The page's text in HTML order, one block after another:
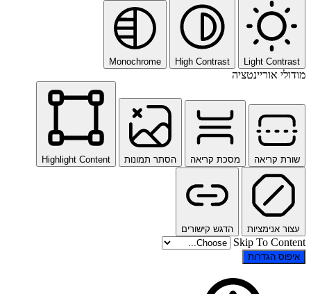
Light Contrast
High Contrast
Monochrome
מודולי אוריינטציה
שורת קריאה מסכת קריאה הסתר תמונות Highlight Content
עצור אנימציות הדגש קישורים
Skip To Content
איפוס הגדרות